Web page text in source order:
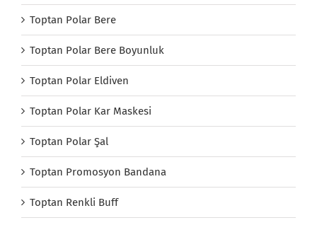
Toptan Polar Bere
Toptan Polar Bere Boyunluk
Toptan Polar Eldiven
Toptan Polar Kar Maskesi
Toptan Polar Şal
Toptan Promosyon Bandana
Toptan Renkli Buff